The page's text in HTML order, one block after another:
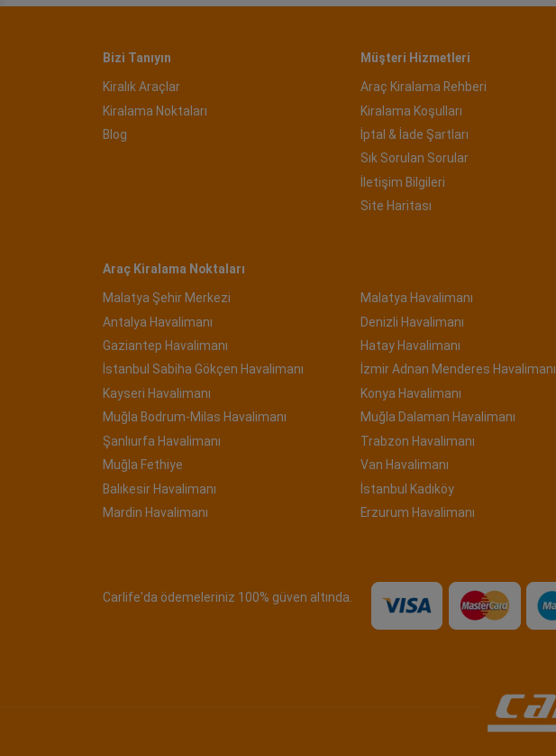
Bizi Tanıyın
Kiralık Araçlar
Kiralama Noktaları
Blog
Müşteri Hizmetleri
Araç Kiralama Rehberi
Kiralama Koşulları
İptal & İade Şartları
Sık Sorulan Sorular
İletişim Bilgileri
Site Haritası
Araç Kiralama Noktaları
Malatya Şehir Merkezi
Antalya Havalimanı
Gaziantep Havalimanı
İstanbul Sabiha Gökçen Havalimanı
Kayseri Havalimanı
Muğla Bodrum-Milas Havalimanı
Şanlıurfa Havalimanı
Muğla Fethiye
Balıkesir Havalimanı
Mardin Havalimanı
Malatya Havalimanı
Denizli Havalimanı
Hatay Havalimanı
İzmir Adnan Menderes Havalimanı
Konya Havalimanı
Muğla Dalaman Havalimanı
Trabzon Havalimanı
Van Havalimanı
İstanbul Kadıköy
Erzurum Havalimanı
Carlife'da ödemeleriniz 100% güven altında.